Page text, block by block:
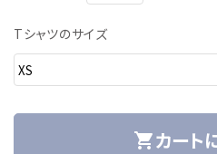
Tシャツのサイズ
shopping_cartカート